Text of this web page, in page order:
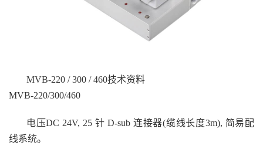
MVB-220 / 300 / 460技术资料
MVB-220/300/460
电压DC 24V, 25 针 D-sub 连接器(缆线长度3m), 简易配
线系统。